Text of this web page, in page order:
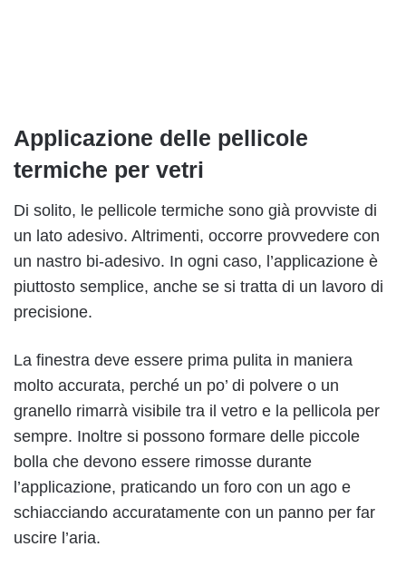
Applicazione delle pellicole
termiche per vetri
Di solito, le pellicole termiche sono già provviste di
un lato adesivo. Altrimenti, occorre provvedere con
un nastro bi-adesivo. In ogni caso, l’applicazione è
piuttosto semplice, anche se si tratta di un lavoro di
precisione.
La finestra deve essere prima pulita in maniera
molto accurata, perché un po’ di polvere o un
granello rimarrà visibile tra il vetro e la pellicola per
sempre. Inoltre si possono formare delle piccole
bolla che devono essere rimosse durante
l’applicazione, praticando un foro con un ago e
schiacciando accuratamente con un panno per far
uscire l’aria.